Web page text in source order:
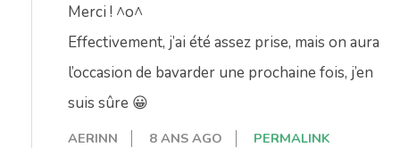
Merci ! ^o^
Effectivement, j’ai été assez prise, mais on aura
l’occasion de bavarder une prochaine fois, j’en
suis sûre 😀
AERINN 8 ANS AGO PERMALINK